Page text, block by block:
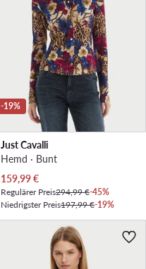
-19%
Just Cavalli
Hemd · Bunt
Aktueller Preis
159,99€
Regulärer Preis294,99 €-45%
Niedrigster Preis197,99 €-19%